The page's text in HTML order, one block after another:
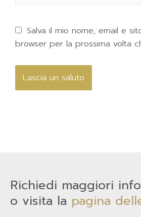
Salva il mio nome, email e
browser per la prossima volta
Richiedi maggiori
o visita la pagina